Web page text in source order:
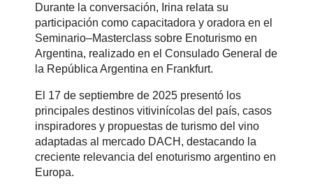
Durante la conversación, Irina relata su
participación como capacitadora y oradora en el
Seminario–Masterclass sobre Enoturismo en
Argentina, realizado en el Consulado General de
la República Argentina en Frankfurt.
El 17 de septiembre de 2025 presentó los
principales destinos vitivinícolas del país, casos
inspiradores y propuestas de turismo del vino
adaptadas al mercado DACH, destacando la
creciente relevancia del enoturismo argentino en
Europa.